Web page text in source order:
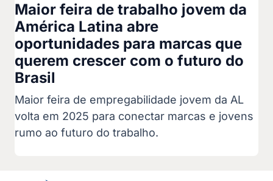
Maior feira de trabalho jovem da
América Latina abre
oportunidades para marcas que
querem crescer com o futuro do
Brasil
Maior feira de empregabilidade jovem da AL
volta em 2025 para conectar marcas e jovens
rumo ao futuro do trabalho.